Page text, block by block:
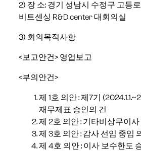
2) 장 소: 경기 성남시 수정구 고등
비트센싱 R&D center 대회의실
3) 회의목적사항
<보고안건> 영업보고
<부의안건>
제 1호 의안 : 제7기
재무제표 승인의 건
제 2호 의안 : 기타비상무이사
제 3호 의안 : 감사 선임 중임
제 4호 의안 : 이사 보수한도